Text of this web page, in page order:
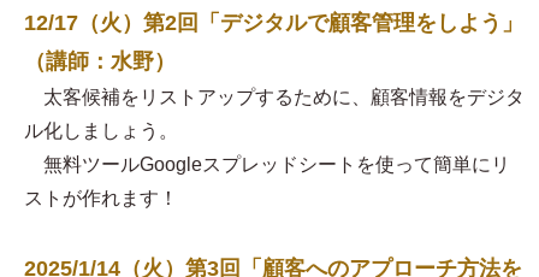
12/17（火）第2回「デジタルで顧客管理をしよう」
（講師：水野）
太客候補をリストアップするために、顧客情報をデジタ
ル化しましょう。
無料ツールGoogleスプレッドシートを使って簡単にリ
ストが作れます！
2025/1/14（火）第3回「顧客へのアプローチ方法を